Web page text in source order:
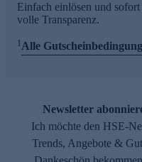
Einfach einlösen und
volle Transparenz.
1Alle
Newsletter
Ich möchte den HSE-
Trends, Angebote &